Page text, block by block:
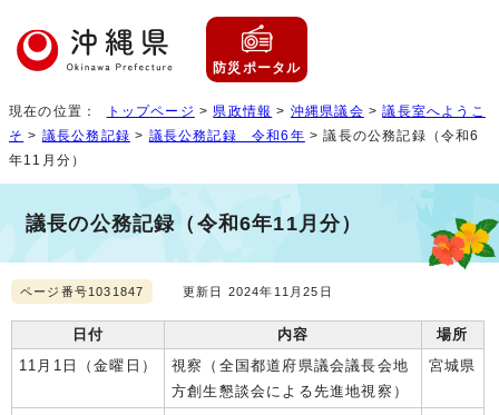
防災ポータル
現在の位置： トップページ > 県政情報 > 沖縄県議会 >議長室へようこ
そ > 議長公務記録 > 議長公務記録 令和6年 > 議長の公務記録（令和6
年11月分）
議長の公務記録（令和6年11月分）
ページ番号1031847 更新日 2024年11月25日
日付 内容
場所
11月1日（金曜日）
視察（全国都道府県議会議長会地
方創生懇談会による先進地視察）
宮城県